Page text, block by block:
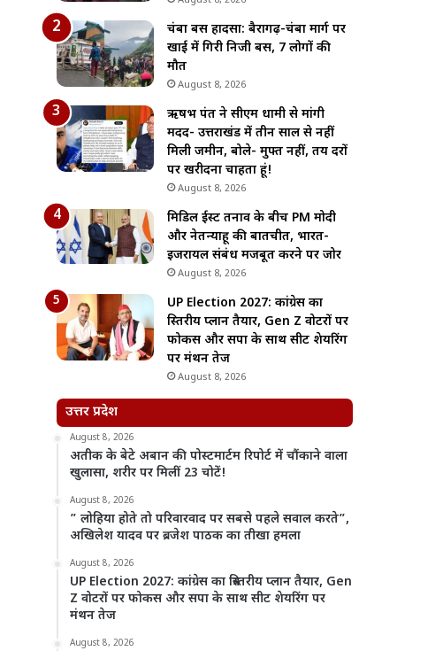
चंबा बस हादसा: बैरागढ़-चंबा मार्ग पर
खाई में गिरी निजी बस, 7 लोगों की
मौत
August 8, 2026
ऋषभ पंत ने सीएम धामी से मांगी
मदद- उत्तराखंड में तीन साल से नहीं
मिली जमीन, बोले- मुफ्त नहीं, तय दरों
पर खरीदना चाहता हूं!
August 8, 2026
मिडिल ईस्ट तनाव के बीच PM मोदी
और नेतन्याहू की बातचीत, भारत-
इजरायल संबंध मजबूत करने पर जोर
August 8, 2026
UP Election 2027: कांग्रेस का
त्रिस्तरीय प्लान तैयार, Gen Z वोटरों पर
फोकस और सपा के साथ सीट शेयरिंग
पर मंथन तेज
August 8, 2026
उत्तर प्रदेश
August 8, 2026
अतीक के बेटे अबान की पोस्टमार्टम रिपोर्ट में चौंकाने वाला
खुलासा, शरीर पर मिलीं 23 चोटें!
August 8, 2026
” लोहिया होते तो परिवारवाद पर सबसे पहले सवाल करते”,
अखिलेश यादव पर ब्रजेश पाठक का तीखा हमला
August 8, 2026
UP Election 2027: कांग्रेस का त्रिस्तरीय प्लान तैयार, Gen
Z वोटरों पर फोकस और सपा के साथ सीट शेयरिंग पर
मंथन तेज
August 8, 2026